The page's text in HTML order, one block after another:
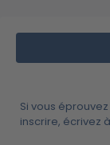
Si vous
inscrire, écrivez à